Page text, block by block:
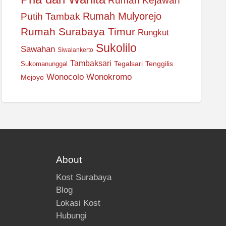
Putih Tambak Rumah Mulyorejo
Rumah Surabaya Timur Rungkut
Sawahan Siwalankerto Sukolilo
Sukomanunggal Tambaksari Tegalsari Tenggilis
Mejoyo Wonocolo Wonokromo
About
Kost Surabaya
Blog
Lokasi Kost
Hubungi